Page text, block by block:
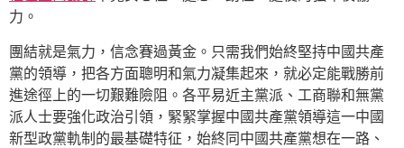
力。
團結就是氣力，信念賽過黃金。只需我們始終堅持中國共產
黨的領導，把各方面聰明和氣力凝集起來，就必定能戰勝前
進途徑上的一切艱難險阻。各平易近主黨派、工商聯和無黨
派人士要強化政治引領，緊緊掌握中國共產黨領導這一中國
新型政黨軌制的最基礎特征，始終同中國共產黨想在一路、